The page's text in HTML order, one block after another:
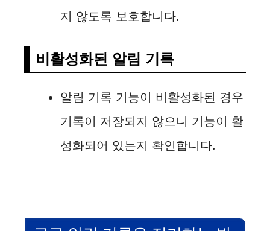
지 않도록 보호합니다.
비활성화된 알림 기록
알림 기록 기능이 비활성화된 경우
기록이 저장되지 않으니 기능이 활
성화되어 있는지 확인합니다.